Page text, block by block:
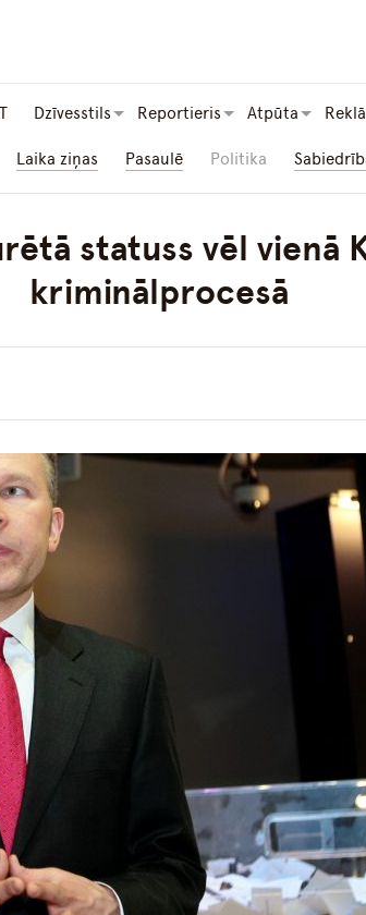
Dzīvesstils Reportieris Atpūta
Laika ziņas Pasaulē Politika
statuss vēl vienā
kriminālprocesā